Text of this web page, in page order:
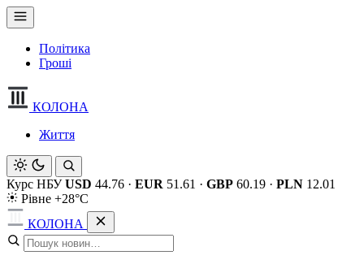
Політика
Гроші
КОЛОНА
Життя
Курс НБУ USD 44.76 · EUR 51.61 · GBP 60.19 · PLN 12.01
Рівне +28°C
КОЛОНА